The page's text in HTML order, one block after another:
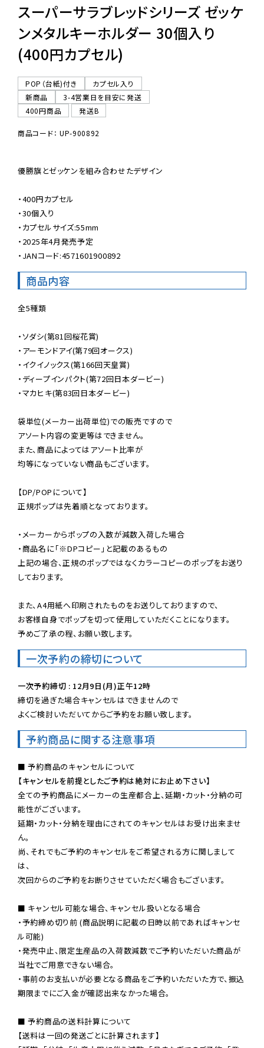
スーパーサラブレッドシリーズ ゼッケ
ンメタルキーホルダー 30個入り
(400円カプセル)
POP（台紙)付き
カプセル入り
新商品
3-4営業日を目安に発送
400円商品
発送B
商品コード： UP-900892
優勝旗とゼッケンを組み合わせたデザイン
・400円カプセル
・30個入り
・カプセルサイズ:55mm
・2025年4月発売予定
・JANコード:4571601900892
商品内容
全5種類
・ソダシ(第81回桜花賞)
・アーモンドアイ(第79回オークス)
・イクイノックス(第166回天皇賞)
・ディープインパクト(第72回日本ダービー)
・マカヒキ(第83回日本ダービー)
袋単位(メーカー出荷単位)での販売ですので
アソート内容の変更等はできません。
また、商品によってはアソート比率が
均等になっていない商品もございます。
【DP/POPについて】
正規ポップは先着順となっております。
・メーカーからポップの入数が減数入荷した場合
・商品名に「※DPコピー」と記載のあるもの
上記の場合、正規のポップではなくカラーコピーのポップをお送り
しております。
また、A4用紙へ印刷されたものをお送りしておりますので、
お客様自身でポップを切って使用していただくことになります。
予めご了承の程、お願い致します。
一次予約の締切について
一次予約締切 : 12月9日(月)正午12時
締切を過ぎた場合キャンセルはできませんので
よくご検討いただいてからご予約をお願い致します。
予約商品に関する注意事項
【キャンセルを前提としたご予約は絶対にお止め下さい】
全ての予約商品にメーカーの生産都合上、延期・カット・分納の可
能性がございます。
延期・カット・分納を理由にされてのキャンセルはお受け出来ませ
ん。
尚、それでもご予約のキャンセルをご希望される方に関しまして
は、
次回からのご予約をお断りさせていただく場合もございます。
■ キャンセル可能な場合、キャンセル扱いとなる場合
・予約締め切り前 (商品説明に記載の日時以前であればキャンセ
ル可能)
・発売中止、限定生産品の入荷数減数でご予約いただいた商品が
当社でご用意できない場合。
・事前のお支払いが必要となる商品をご予約いただいた方で、振込
期限までにご入金が確認出来なかった場合。
■ 予約商品の送料計算について
【送料は一回の発送ごとに計算されます】